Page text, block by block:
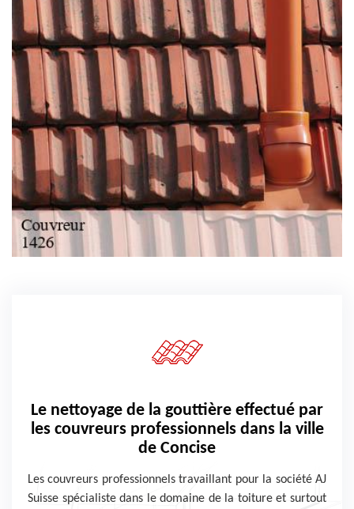
Le nettoyage de la gouttière effectué par
les couvreurs professionnels dans la ville
de Concise
Les couvreurs professionnels travaillant pour la société AJ
Suisse spécialiste dans le domaine de la toiture et surtout